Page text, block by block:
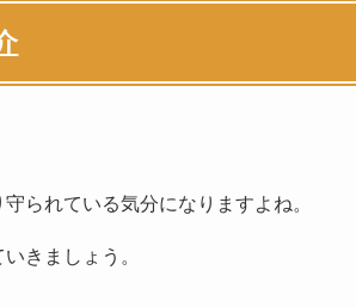
られている気分になりますよね。
きましょう。